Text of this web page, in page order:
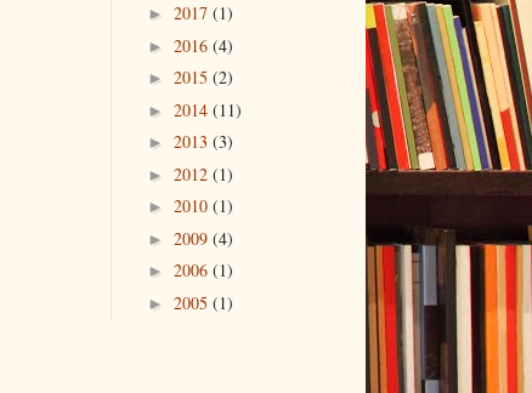
► 2017 (1)
► 2016 (4)
► 2015 (2)
► 2014 (11)
► 2013 (3)
► 2012 (1)
► 2010 (1)
► 2009 (4)
► 2006 (1)
► 2005 (1)